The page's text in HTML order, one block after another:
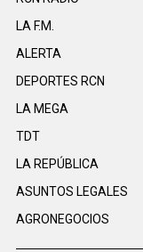
LA F.M.
ALERTA
DEPORTES RCN
LA MEGA
TDT
LA REPÚBLICA
ASUNTOS LEGALES
AGRONEGOCIOS